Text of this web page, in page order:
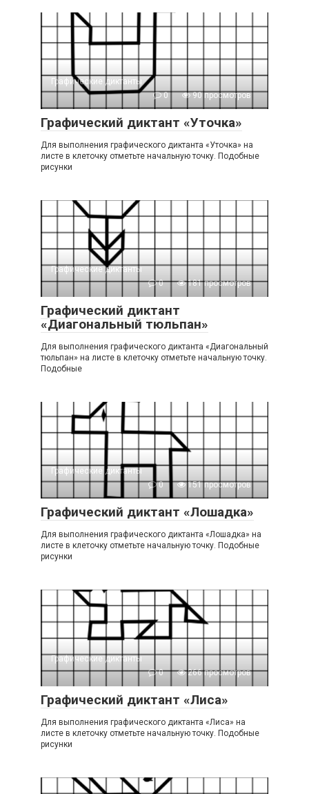
Графические диктанты
0
90 просмотров
Графический диктант «Уточка»
Для выполнения графического диктанта «Уточка» на
листе в клеточку отметьте начальную точку. Подобные
рисунки
Графические диктанты
0
181 просмотров
Графический диктант
«Диагональный тюльпан»
Для выполнения графического диктанта «Диагональный
тюльпан» на листе в клеточку отметьте начальную точку.
Подобные
Графические диктанты
0
151 просмотров
Графический диктант «Лошадка»
Для выполнения графического диктанта «Лошадка» на
листе в клеточку отметьте начальную точку. Подобные
рисунки
Графические диктанты
0
266 просмотров
Графический диктант «Лиса»
Для выполнения графического диктанта «Лиса» на
листе в клеточку отметьте начальную точку. Подобные
рисунки